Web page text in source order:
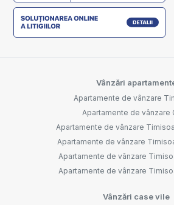
Vânzări
Apartamente de vânzare
Apartamente de vânzare
Apartamente de vânzare
Apartamente de vânzare
Apartamente de vânzare
Apartamente de vânzare
Vânzări case vile